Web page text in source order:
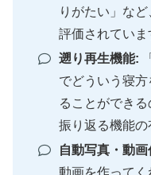
りがたい」な
評価されていま
遡り再生機能:
でどういう寝
ることができ
振り返る機能
自動写真・動画